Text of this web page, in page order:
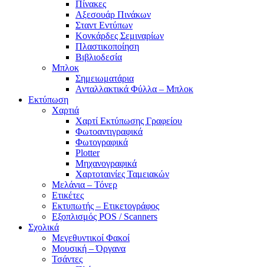
Πίνακες
Αξεσουάρ Πινάκων
Σταντ Εντύπων
Κονκάρδες Σεμιναρίων
Πλαστικοποίηση
Βιβλιοδεσία
Μπλοκ
Σημειωματάρια
Ανταλλακτικά Φύλλα – Μπλοκ
Εκτύπωση
Χαρτιά
Χαρτί Εκτύπωσης Γραφείου
Φωτοαντιγραφικά
Φωτογραφικά
Plotter
Μηχανογραφικά
Χαρτοταινίες Ταμειακών
Μελάνια – Τόνερ
Ετικέτες
Εκτυπωτής – Ετικετογράφος
Εξοπλισμός POS / Scanners
Σχολικά
Μεγεθυντικοί Φακοί
Μουσική – Όργανα
Τσάντες